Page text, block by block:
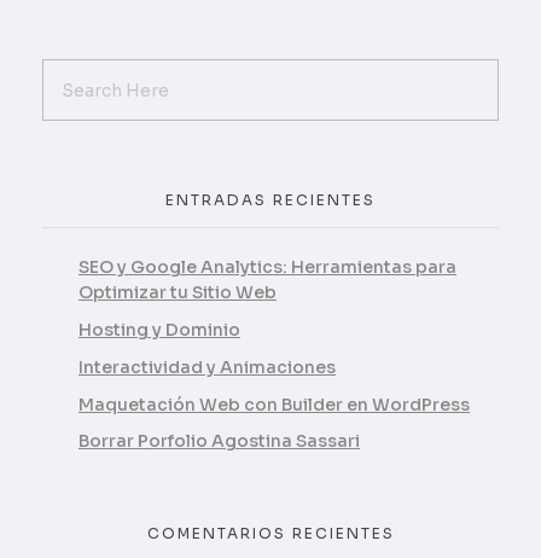
ENTRADAS RECIENTES
SEO y Google Analytics: Herramientas para
Optimizar tu Sitio Web
Hosting y Dominio
Interactividad y Animaciones
Maquetación Web con Builder en WordPress
Borrar Porfolio Agostina Sassari
COMENTARIOS RECIENTES